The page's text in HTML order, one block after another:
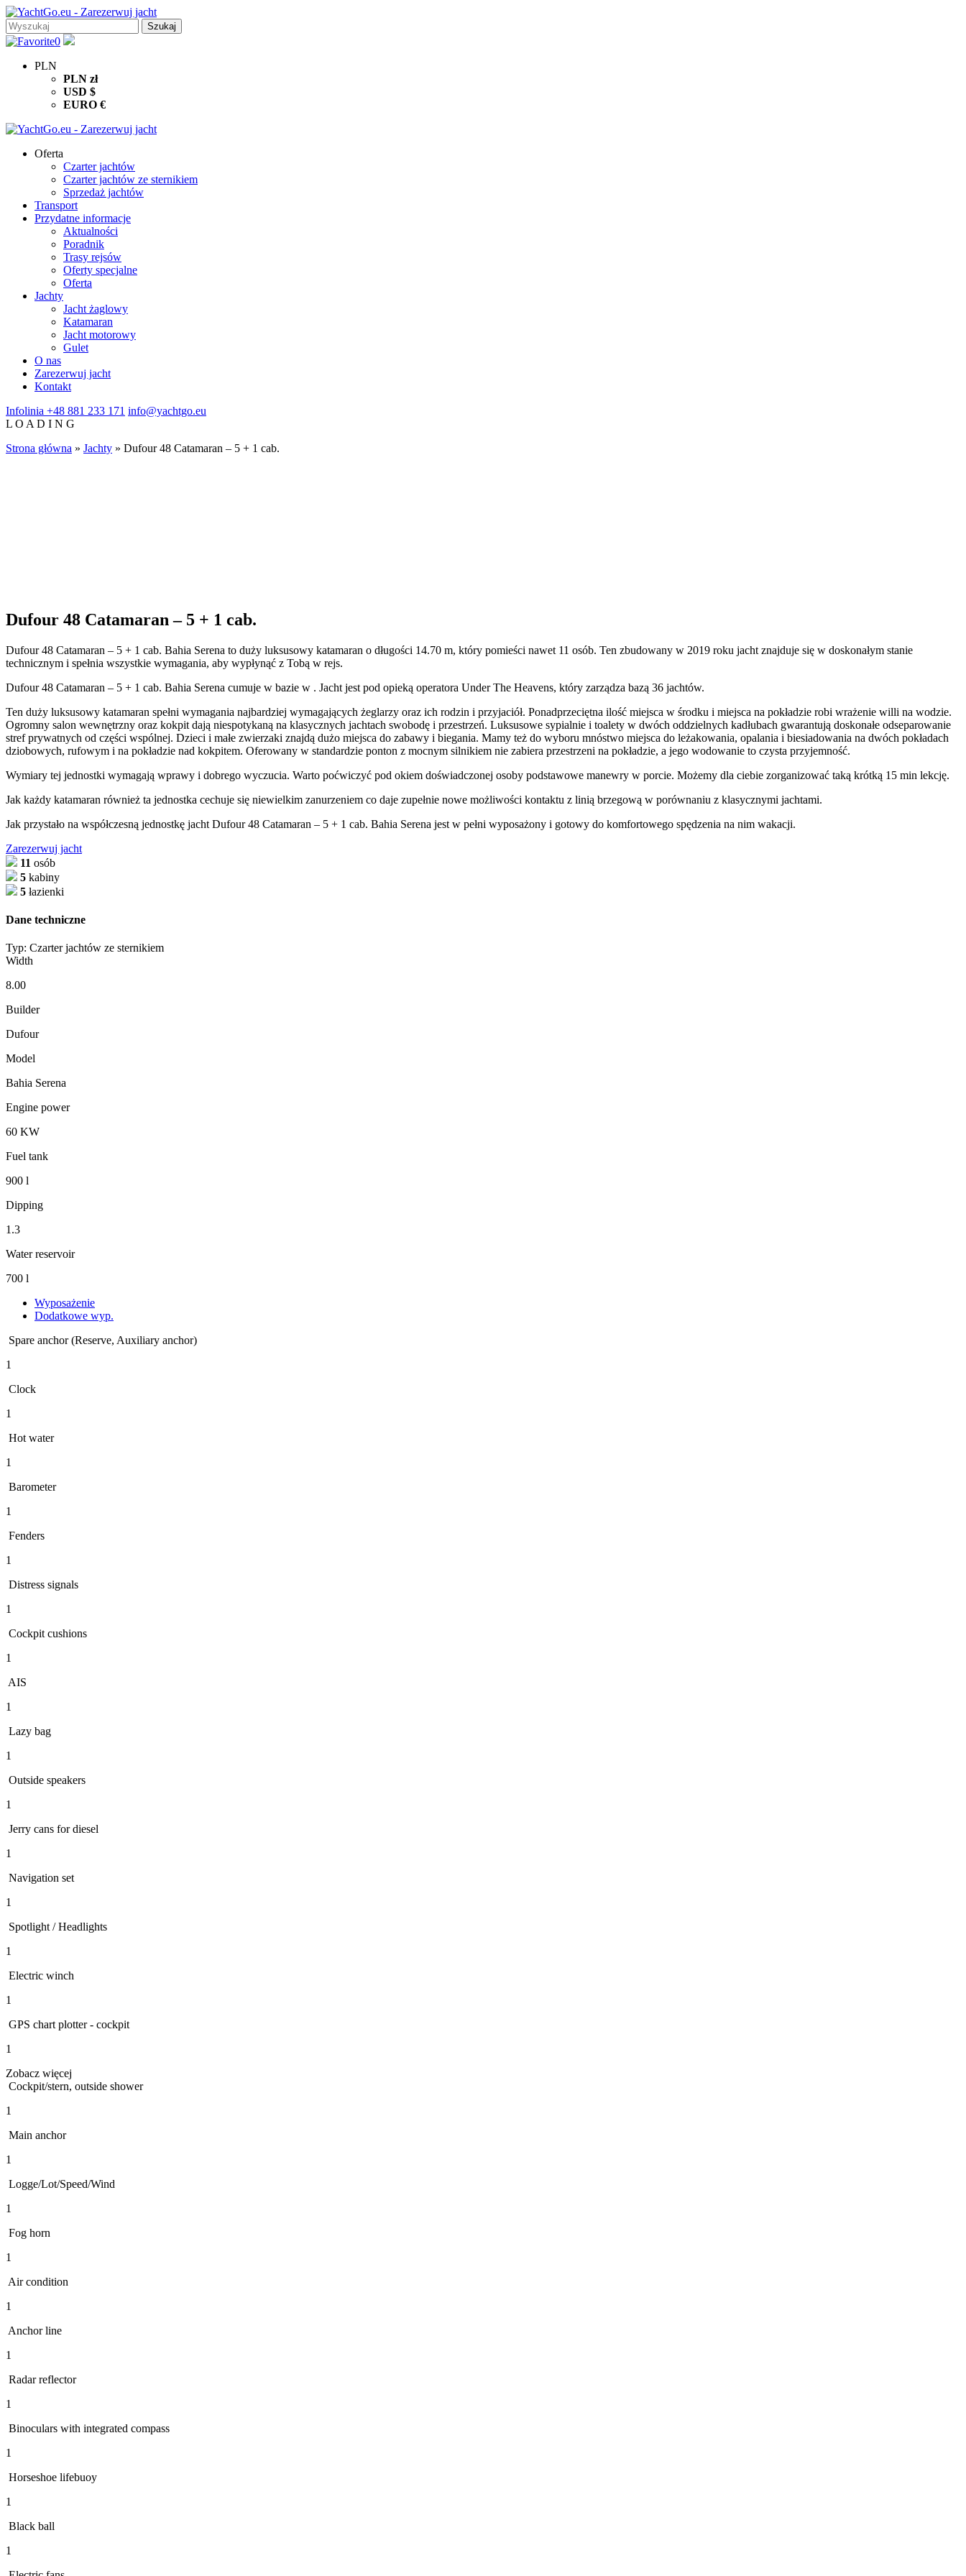
0
PLN
PLN zł
USD $
EURO €
Oferta
Czarter jachtów
Czarter jachtów ze sternikiem
Sprzedaż jachtów
Transport
Przydatne informacje
Aktualności
Poradnik
Trasy rejsów
Oferty specjalne
Oferta
Jachty
Jacht żaglowy
Katamaran
Jacht motorowy
Gulet
O nas
Zarezerwuj jacht
Kontakt
Infolinia +48 881 233 171 info@yachtgo.eu
L O A D I N G
Strona główna » Jachty » Dufour 48 Catamaran – 5 + 1 cab.
Dufour 48 Catamaran – 5 + 1 cab.
Dufour 48 Catamaran – 5 + 1 cab. Bahia Serena to duży luksusowy katamaran o długości 14.70 m, który pomieści nawet 11 osób. Ten zbudowany w 2019 roku jacht znajduje się w doskonałym stanie
technicznym i spełnia wszystkie wymagania, aby wypłynąć z Tobą w rejs.
Dufour 48 Catamaran – 5 + 1 cab. Bahia Serena cumuje w bazie w . Jacht jest pod opieką operatora Under The Heavens, który zarządza bazą 36 jachtów.
Ten duży luksusowy katamaran spełni wymagania najbardziej wymagających żeglarzy oraz ich rodzin i przyjaciół. Ponadprzeciętna ilość miejsca w środku i miejsca na pokładzie robi wrażenie willi na wodzie.
Ogromny salon wewnętrzny oraz kokpit dają niespotykaną na klasycznych jachtach swobodę i przestrzeń. Luksusowe sypialnie i toalety w dwóch oddzielnych kadłubach gwarantują doskonałe odseparowanie
stref prywatnych od części wspólnej. Dzieci i małe zwierzaki znajdą dużo miejsca do zabawy i biegania. Mamy też do wyboru mnóstwo miejsca do leżakowania, opalania i biesiadowania na dwóch pokładach
dziobowych, rufowym i na pokładzie nad kokpitem. Oferowany w standardzie ponton z mocnym silnikiem nie zabiera przestrzeni na pokładzie, a jego wodowanie to czysta przyjemność.
Wymiary tej jednostki wymagają wprawy i dobrego wyczucia. Warto poćwiczyć pod okiem doświadczonej osoby podstawowe manewry w porcie. Możemy dla ciebie zorganizować taką krótką 15 min lekcję.
Jak każdy katamaran również ta jednostka cechuje się niewielkim zanurzeniem co daje zupełnie nowe możliwości kontaktu z linią brzegową w porównaniu z klasycznymi jachtami.
Jak przystało na współczesną jednostkę jacht Dufour 48 Catamaran – 5 + 1 cab. Bahia Serena jest w pełni wyposażony i gotowy do komfortowego spędzenia na nim wakacji.
Zarezerwuj jacht
11 osób
5 kabiny
5 łazienki
Dane techniczne
Typ: Czarter jachtów ze sternikiem
Width
8.00
Builder
Dufour
Model
Bahia Serena
Engine power
60 KW
Fuel tank
900 l
Dipping
1.3
Water reservoir
700 l
Wyposażenie
Dodatkowe wyp.
Spare anchor (Reserve, Auxiliary anchor)
1
Clock
1
Hot water
1
Barometer
1
Fenders
1
Distress signals
1
Cockpit cushions
1
AIS
1
Lazy bag
1
Outside speakers
1
Jerry cans for diesel
1
Navigation set
1
Spotlight / Headlights
1
Electric winch
1
GPS chart plotter - cockpit
1
Zobacz więcej
Cockpit/stern, outside shower
1
Main anchor
1
Logge/Lot/Speed/Wind
1
Fog horn
1
Air condition
1
Anchor line
1
Radar reflector
1
Binoculars with integrated compass
1
Horseshoe lifebuoy
1
Black ball
1